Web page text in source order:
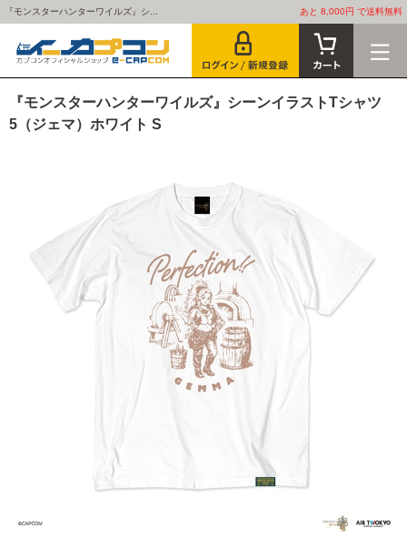
『モンスターハンターワイルズ』シ... あと 8,000円 で送料無料
『モンスターハンターワイルズ』シーンイラストTシャツ
5（ジェマ）ホワイト S